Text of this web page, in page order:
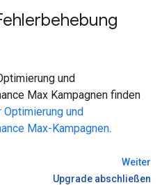
und
Max Kampagnen finden
und
Max-Kampagnen.
Weiter
Upgrade abschließen